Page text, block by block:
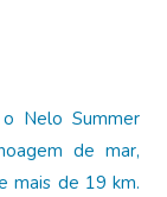
Nelo Summer
de mar,
mais de 19 km.